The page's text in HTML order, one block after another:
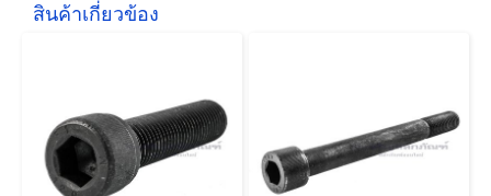
สินค้าเกี่ยวข้อง